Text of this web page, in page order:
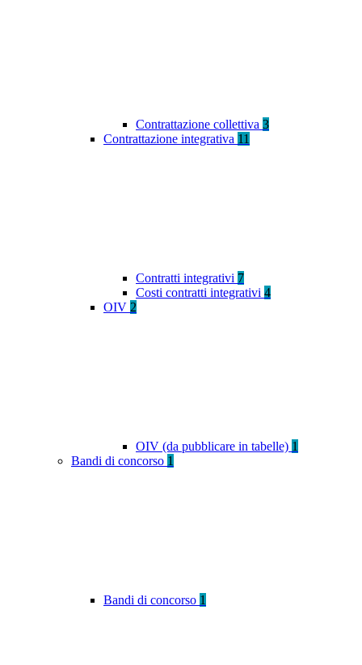
Contrattazione collettiva 3
Contrattazione integrativa 11
Contratti integrativi 7
Costi contratti integrativi 4
OIV 2
OIV (da pubblicare in tabelle) 1
Bandi di concorso 1
Bandi di concorso 1